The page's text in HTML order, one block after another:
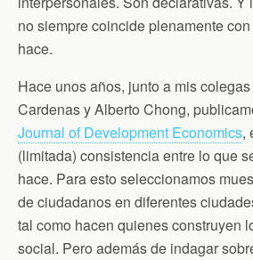
no siempre coincide plenamente
hace.
Hace unos años, junto a mis
Cardenas y Alberto Chong,
Journal of Development Economics,
(limitada) consistencia entre lo que
hace. Para esto seleccionamos
de ciudadanos en diferentes
tal como hacen quienes construyen
social. Pero además de indagar